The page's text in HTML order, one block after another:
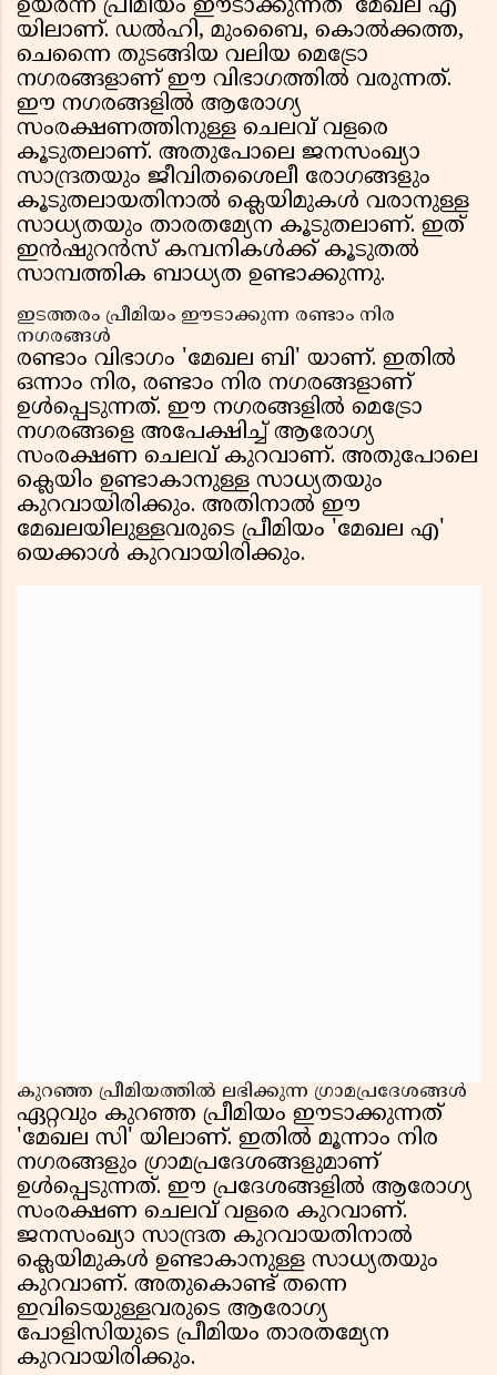
ഉയർന്ന പ്രീമിയം ഈടാക്കുന്നത് 'മേഖല എ'
യിലാണ്. ഡൽഹി, മുംബൈ, കൊൽക്കത്ത,
ചെന്നൈ തുടങ്ങിയ വലിയ മെട്രോ
നഗരങ്ങളാണ് ഈ വിഭാഗത്തിൽ വരുന്നത്.
ഈ നഗരങ്ങളിൽ ആരോഗ്യ
സംരക്ഷണത്തിനുള്ള ചെലവ് വളരെ
കൂടുതലാണ്. അതുപോലെ ജനസംഖ്യാ
സാന്ദ്രതയും ജീവിതശൈലീ രോഗങ്ങളും
കൂടുതലായതിനാൽ ക്ലെയിമുകൾ വരാനുള്ള
സാധ്യതയും താരതമ്യേന കൂടുതലാണ്. ഇത്
ഇൻഷുറൻസ് കമ്പനികൾക്ക് കൂടുതൽ
സാമ്പത്തിക ബാധ്യത ഉണ്ടാക്കുന്നു.
ഇടത്തരം പ്രീമിയം ഈടാക്കുന്ന രണ്ടാം നിര
നഗരങ്ങൾ
രണ്ടാം വിഭാഗം 'മേഖല ബി' യാണ്. ഇതിൽ
ഒന്നാം നിര, രണ്ടാം നിര നഗരങ്ങളാണ്
ഉൾപ്പെടുന്നത്. ഈ നഗരങ്ങളിൽ മെട്രോ
നഗരങ്ങളെ അപേക്ഷിച്ച് ആരോഗ്യ
സംരക്ഷണ ചെലവ് കുറവാണ്. അതുപോലെ
ക്ലെയിം ഉണ്ടാകാനുള്ള സാധ്യതയും
കുറവായിരിക്കും. അതിനാൽ ഈ
മേഖലയിലുള്ളവരുടെ പ്രീമിയം 'മേഖല എ'
യെക്കാൾ കുറവായിരിക്കും.
കുറഞ്ഞ പ്രീമിയത്തിൽ ലഭിക്കുന്ന ഗ്രാമപ്രദേശങ്ങൾ
ഏറ്റവും കുറഞ്ഞ പ്രീമിയം ഈടാക്കുന്നത്
'മേഖല സി' യിലാണ്. ഇതിൽ മൂന്നാം നിര
നഗരങ്ങളും ഗ്രാമപ്രദേശങ്ങളുമാണ്
ഉൾപ്പെടുന്നത്. ഈ പ്രദേശങ്ങളിൽ ആരോഗ്യ
സംരക്ഷണ ചെലവ് വളരെ കുറവാണ്.
ജനസംഖ്യാ സാന്ദ്രത കുറവായതിനാൽ
ക്ലെയിമുകൾ ഉണ്ടാകാനുള്ള സാധ്യതയും
കുറവാണ്. അതുകൊണ്ട് തന്നെ
ഇവിടെയുള്ളവരുടെ ആരോഗ്യ
പോളിസിയുടെ പ്രീമിയം താരതമ്യേന
കുറവായിരിക്കും.